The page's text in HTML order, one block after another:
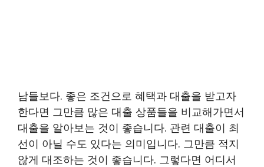
남들보다. 좋은 조건으로 혜택과 대출을 받고자
한다면 그만큼 많은 대출 상품들을 비교해가면서
대출을 알아보는 것이 좋습니다. 관련 대출이 최
선이 아닐 수도 있다는 의미입니다. 그만큼 적지
않게 대조하는 것이 좋습니다. 그렇다면 어디서